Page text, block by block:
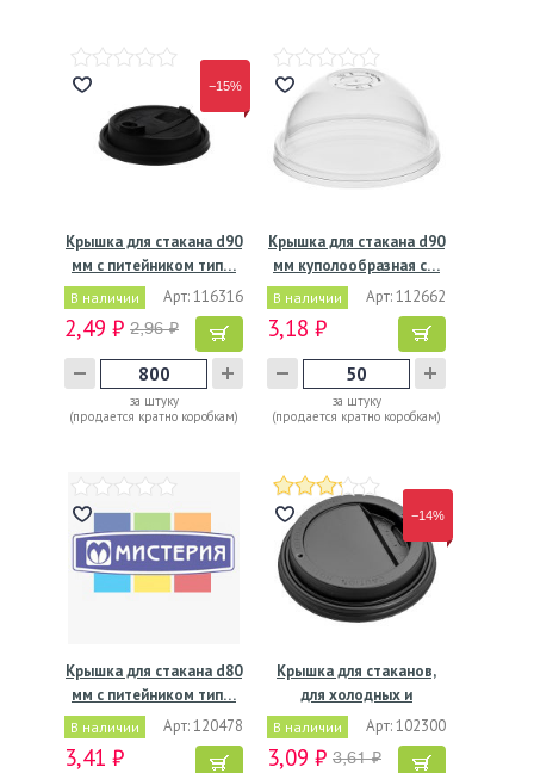
−15%
Крышка для стакана d90
мм с питейником тип…
В наличии Арт: 116316
2,49 ₽ 2,96 ₽
за штуку
(продается кратно коробкам)
Крышка для стакана d90
мм куполообразная с…
В наличии Арт: 112662
3,18 ₽
за штуку
(продается кратно коробкам)
Крышка для стакана d80
мм с питейником тип…
В наличии Арт: 120478
3,41 ₽
−14%
Крышка для стаканов,
для холодных и
горячих…
В наличии Арт: 102300
3,09 ₽ 3,61 ₽